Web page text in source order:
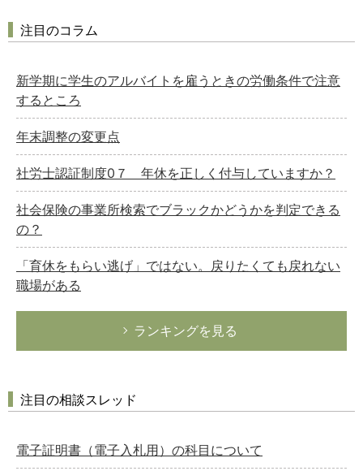
注目のコラム
新学期に学生のアルバイトを雇うときの労働条件で注意
するところ
年末調整の変更点
社労士認証制度0７ 年休を正しく付与していますか？
社会保険の事業所検索でブラックかどうかを判定できる
の？
「育休をもらい逃げ」ではない。戻りたくても戻れない
職場がある
ランキングを見る
注目の相談スレッド
電子証明書（電子入札用）の科目について